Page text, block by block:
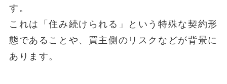
す。
これは「住み続けられる」という特殊な契約形
態であることや、買主側のリスクなどが背景に
あります。